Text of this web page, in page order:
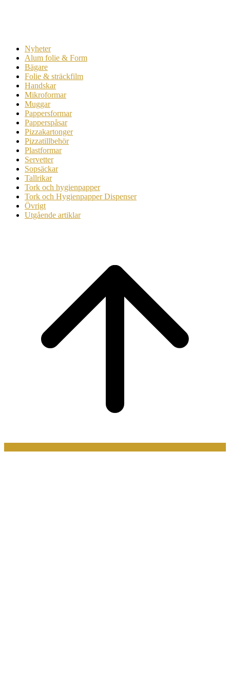
Nyheter
Alum folie & Form
Bägare
Folie & sträckfilm
Handskar
Mikroformar
Muggar
Pappersformar
Papperspåsar
Pizzakartonger
Pizzatillbehör
Plastformar
Servetter
Sopsäckar
Tallrikar
Tork och hygienpapper
Tork och Hygienpapper Dispenser
Övrigt
Utgående artiklar